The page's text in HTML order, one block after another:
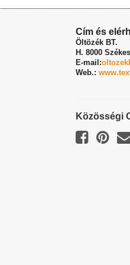
Cím és
Öltözék BT.
H. 8000
E-mail:
Web.:
Közösségi